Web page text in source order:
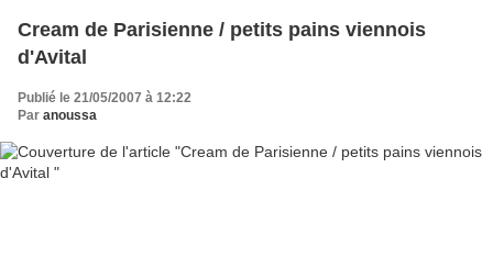
Cream de Parisienne / petits pains viennois
d'Avital
Publié le 21/05/2007 à 12:22
Par anoussa